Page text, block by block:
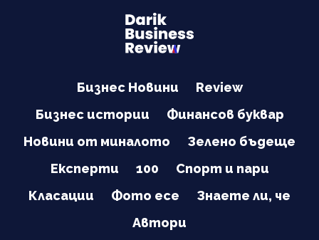
Бизнес Новини
Review
Бизнес истории
Финансов буквар
Новини от миналото
Зелено бъдеще
Експерти
100
Спорт и пари
Класации
Фото есе
Знаете ли, че
Автори